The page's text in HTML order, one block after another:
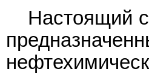
Настоящий